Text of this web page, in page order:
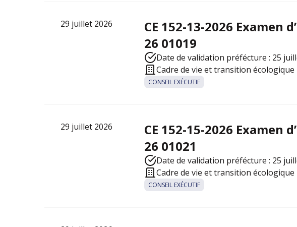
29 juillet 2026
CE 152-13-2026 Examen
26 01019
Date de validation préfécture : 25
Cadre de vie et transition
CONSEIL EXÉCUTIF
29 juillet 2026
CE 152-15-2026 Examen
26 01021
Date de validation préfécture : 25
Cadre de vie et transition
CONSEIL EXÉCUTIF